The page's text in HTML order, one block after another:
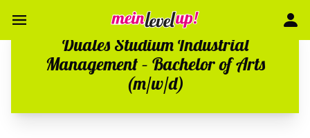
Duales Studium Industrial
Management – Bachelor of Arts
(m/w/d)